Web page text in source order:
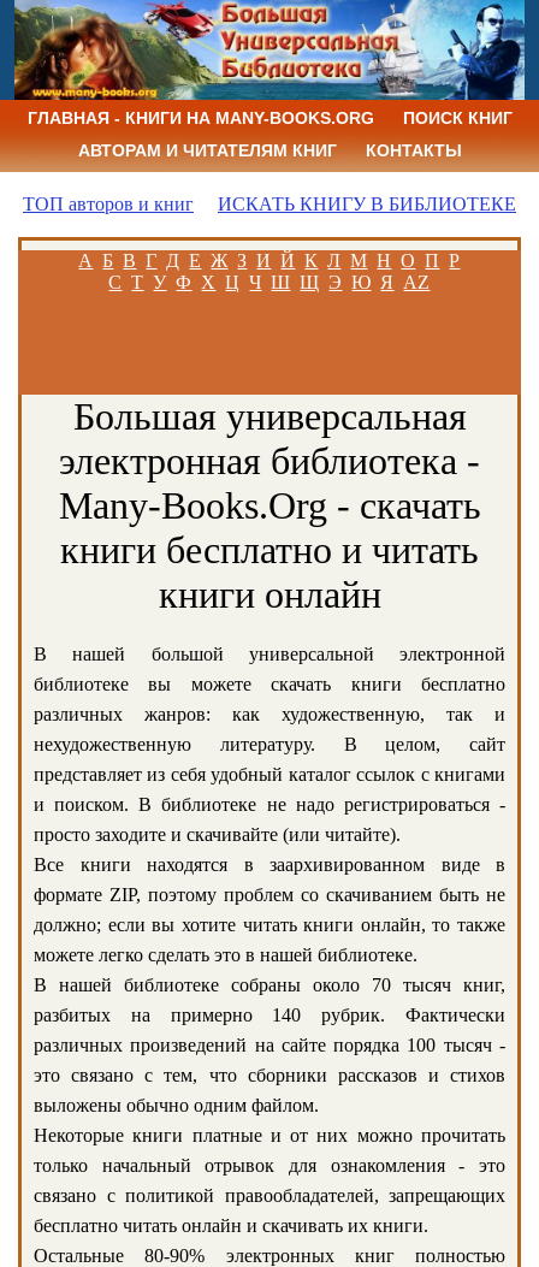
ГЛАВНАЯ - КНИГИ НА MANY-BOOKS.ORG
ПОИСК КНИГ
АВТОРАМ И ЧИТАТЕЛЯМ КНИГ
КОНТАКТЫ
ТОП авторов и книг ИСКАТЬ КНИГУ В БИБЛИОТЕКЕ
А Б В Г Д Е Ж З И Й К Л М Н О П Р
С Т У Ф Х Ц Ч Ш Щ Э Ю Я AZ
Большая универсальная
электронная библиотека -
Many-Books.Org - скачать
книги бесплатно и читать
книги онлайн
В нашей большой универсальной электронной
библиотеке вы можете скачать книги бесплатно
различных жанров: как художественную, так и
нехудожественную литературу. В целом, сайт
представляет из себя удобный каталог ссылок с книгами
и поиском. В библиотеке не надо регистрироваться -
просто заходите и скачивайте (или читайте).
Все книги находятся в заархивированном виде в
формате ZIP, поэтому проблем со скачиванием быть не
должно; если вы хотите читать книги онлайн, то также
можете легко сделать это в нашей библиотеке.
В нашей библиотеке собраны около 70 тысяч книг,
разбитых на примерно 140 рубрик. Фактически
различных произведений на сайте порядка 100 тысяч -
это связано с тем, что сборники рассказов и стихов
выложены обычно одним файлом.
Некоторые книги платные и от них можно прочитать
только начальный отрывок для ознакомления - это
связано с политикой правообладателей, запрещающих
бесплатно читать онлайн и скачивать их книги.
Остальные 80-90% электронных книг полностью